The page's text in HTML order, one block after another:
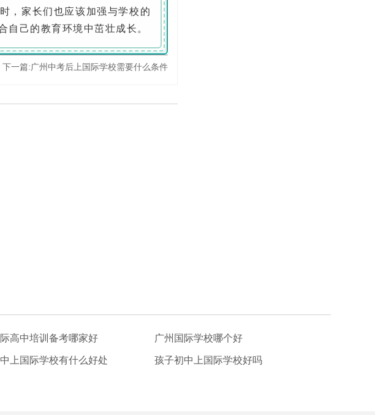
，家长们也应该加强与学校的
己的教育环境中茁壮成长。
下一篇:广州中考后上国际学校需要什么条件
高中培训备考哪家好 广州国际学校哪个好
上国际学校有什么好处 孩子初中上国际学校好吗